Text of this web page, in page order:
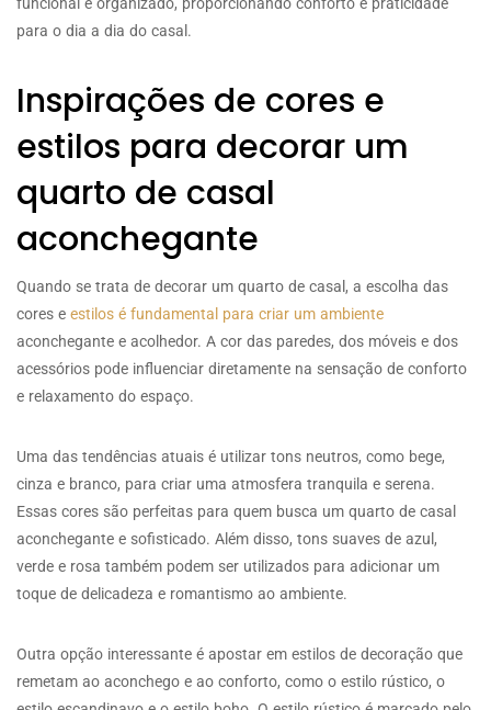
para o dia a dia do casal.
Inspirações de cores e
estilos para decorar um
quarto de casal
aconchegante
Quando se trata de decorar um quarto de casal, a escolha das
cores e estilos é fundamental para criar um ambiente
aconchegante e acolhedor. A cor das paredes, dos móveis e dos
acessórios pode influenciar diretamente na sensação de conforto
e relaxamento do espaço.
Uma das tendências atuais é utilizar tons neutros, como bege,
cinza e branco, para criar uma atmosfera tranquila e serena.
Essas cores são perfeitas para quem busca um quarto de casal
aconchegante e sofisticado. Além disso, tons suaves de azul,
verde e rosa também podem ser utilizados para adicionar um
toque de delicadeza e romantismo ao ambiente.
Outra opção interessante é apostar em estilos de decoração que
remetam ao aconchego e ao conforto, como o estilo rústico, o